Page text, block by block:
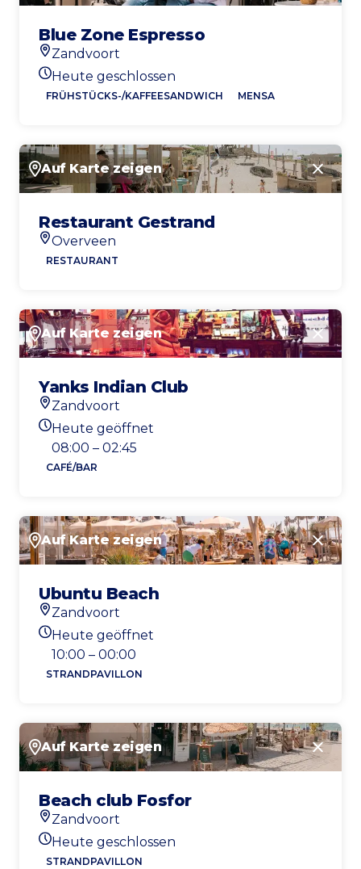
Blue Zone Espresso
Standort
Zandvoort
Heutigen Öffnungszeiten
Heute geschlossen
FRÜHSTÜCKS-/KAFFEESANDWICH MENSA
Auf Karte zeigen
Restaurant Gestrand
Standort
Overveen
RESTAURANT
Auf Karte zeigen
Yanks Indian Club
Standort
Zandvoort
Heutigen Öffnungszeiten
Heute geöffnet
08:00 – 02:45
CAFÉ/BAR
Auf Karte zeigen
Ubuntu Beach
Standort
Zandvoort
Heutigen Öffnungszeiten
Heute geöffnet
10:00 – 00:00
STRANDPAVILLON
Auf Karte zeigen
Beach club Fosfor
Standort
Zandvoort
Heutigen Öffnungszeiten
Heute geschlossen
STRANDPAVILLON